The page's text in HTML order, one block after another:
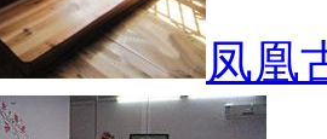
凤凰